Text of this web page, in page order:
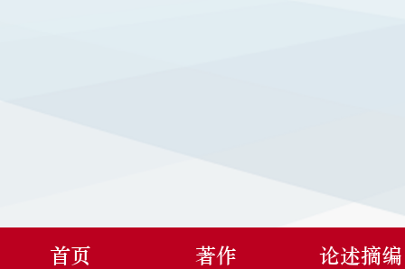
首页 著作 论述摘编